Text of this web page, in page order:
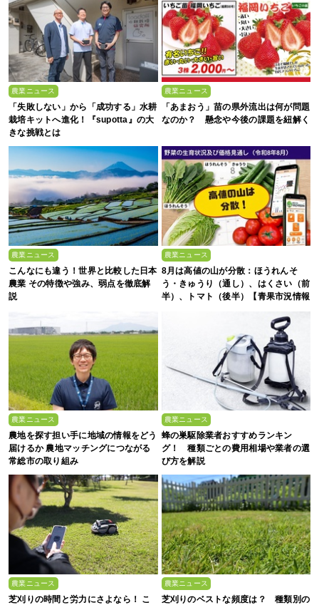
農業ニュース
「失敗しない」から「成功する」水耕
栽培キットへ進化！『supotta』の大
きな挑戦とは
農業ニュース
「あまおう」苗の県外流出は何が問題
なのか？ 懸念や今後の課題を紐解く
農業ニュース
こんなにも違う！世界と比較した日本
農業 その特徴や強み、弱点を徹底解
説
農業ニュース
8月は高値の山が分散：ほうれんそ
う・きゅうり（通し）、はくさい（前
半）、トマト（後半）【青果市況情報
農業ニュース
農地を探す担い手に地域の情報をどう
届けるか 農地マッチングにつながる
常総市の取り組み
農業ニュース
蜂の巣駆除業者おすすめランキン
グ！ 種類ごとの費用相場や業者の選
び方を解説
農業ニュース
芝刈りの時間と労力にさよなら！ こ
農業ニュース
芝刈りのベストな頻度は？ 種類別の